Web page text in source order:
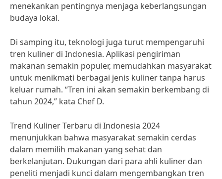
menekankan pentingnya menjaga keberlangsungan
budaya lokal.
Di samping itu, teknologi juga turut mempengaruhi
tren kuliner di Indonesia. Aplikasi pengiriman
makanan semakin populer, memudahkan masyarakat
untuk menikmati berbagai jenis kuliner tanpa harus
keluar rumah. “Tren ini akan semakin berkembang di
tahun 2024,” kata Chef D.
Trend Kuliner Terbaru di Indonesia 2024
menunjukkan bahwa masyarakat semakin cerdas
dalam memilih makanan yang sehat dan
berkelanjutan. Dukungan dari para ahli kuliner dan
peneliti menjadi kunci dalam mengembangkan tren